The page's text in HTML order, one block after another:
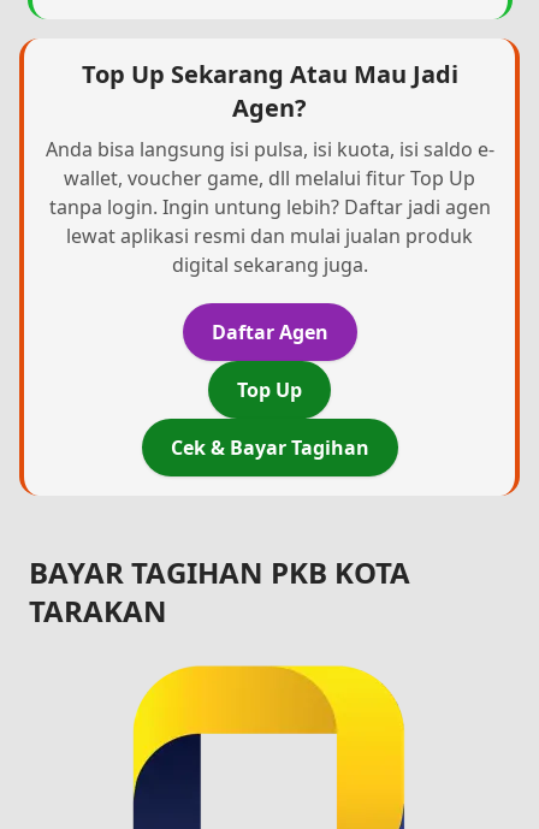
Top Up Sekarang Atau Mau Jadi
Agen?
Anda bisa langsung isi pulsa, isi kuota, isi saldo e-
wallet, voucher game, dll melalui fitur Top Up
tanpa login. Ingin untung lebih? Daftar jadi agen
lewat aplikasi resmi dan mulai jualan produk
digital sekarang juga.
Daftar Agen
Top Up
Cek & Bayar Tagihan
BAYAR TAGIHAN PKB KOTA
TARAKAN